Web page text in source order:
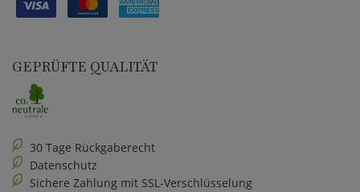
GEPRÜFTE QUALITÄT
30 Tage Rückgaberecht
Datenschutz
Sichere Zahlung mit SSL-Verschlüsselung